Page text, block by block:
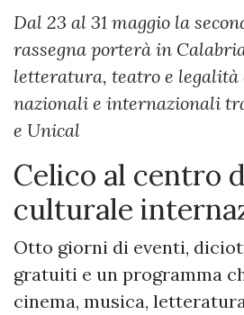
Dal 23 al 31 maggio la
rassegna porterà in
letteratura, teatro e legalità
nazionali e internazionali
e Unical
Celico al centro
culturale
Otto giorni di eventi,
gratuiti e un programma
cinema, musica,